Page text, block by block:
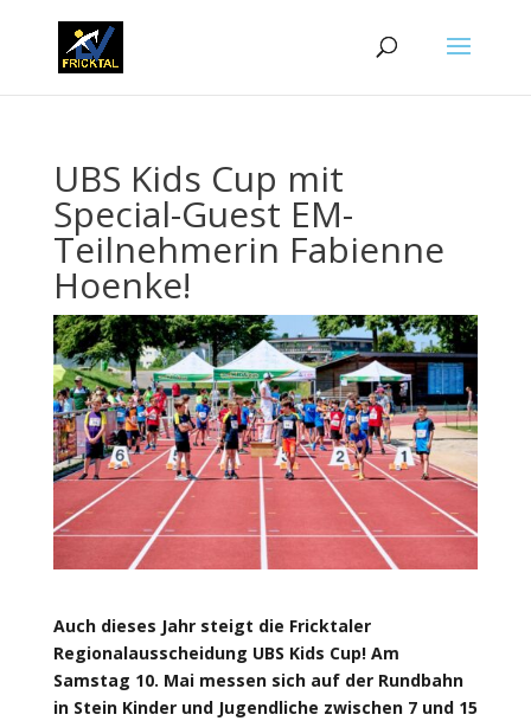
UBS Kids Cup mit
Special-Guest EM-
Teilnehmerin Fabienne
Hoenke!
Auch dieses Jahr steigt die Fricktaler
Regionalausscheidung UBS Kids Cup! Am
Samstag 10. Mai messen sich auf der Rundbahn
in Stein Kinder und Jugendliche zwischen 7 und 15